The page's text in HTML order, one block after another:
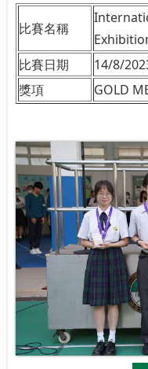
比賽名稱
比賽日期
14/8/
獎項
GOLD